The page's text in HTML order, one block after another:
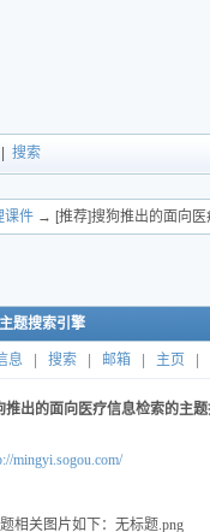
搜索
课件 → [推荐]搜狗推出的面向
题搜索引擎
息 搜索 邮箱 主页
推出的面向医疗信息检索的主
mingyi.sogou.com/
相关图片如下：无标题.png